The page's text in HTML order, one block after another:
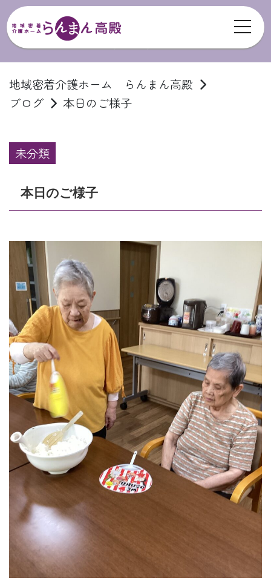
地域密着介護ホーム らんまん高殿
ブログ
本日のご様子
未分類
本日のご様子